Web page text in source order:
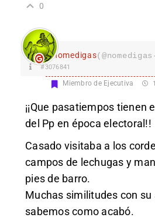
0
nomedigas
#3076841
Miembro de Ejecutiva
¡¡Que pasatiempos tienen
del Pp en época electoral!!
Casado visitaba a los
campos de lechugas y
pies de barro.
Muchas similitudes con su
sabemos como acabó.